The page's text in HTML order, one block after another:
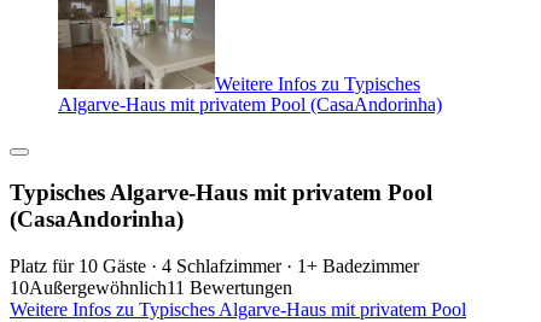
Weitere Infos zu Typisches
Algarve-Haus mit privatem Pool (CasaAndorinha)
Typisches Algarve-Haus mit privatem Pool
(CasaAndorinha)
Platz für 10 Gäste · 4 Schlafzimmer · 1+ Badezimmer
10Außergewöhnlich11 Bewertungen
Weitere Infos zu Typisches Algarve-Haus mit privatem Pool